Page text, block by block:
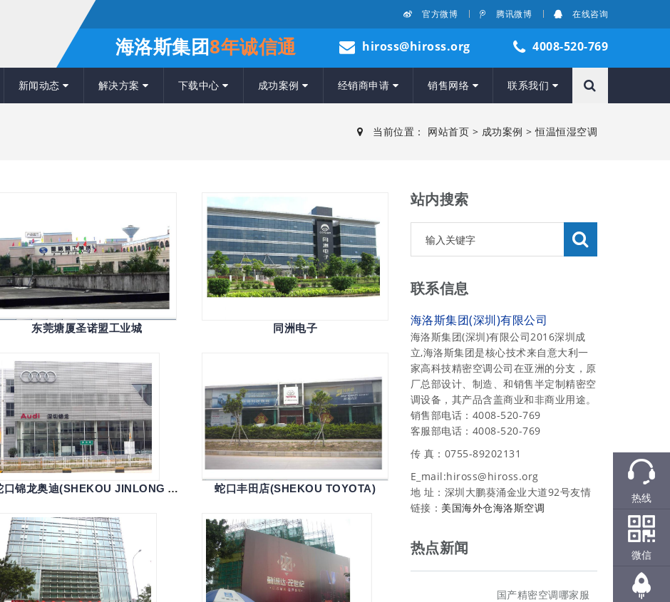
官方微博 腾讯微博 在线咨询
海洛斯集团8年诚信通 hiross@hiross.org 4008-520-769
新闻动态 解决方案 下载中心 成功案例 经销商申请 销售网络 联系我们
当前位置： 网站首页 > 成功案例 >恒温恒湿空调
东莞塘厦圣诺盟工业城 同洲电子
蛇口锦龙奥迪(SHEKOU JINLONG AUDI) 蛇口丰田店(SHEKOU TOYOTA)
站内搜索
联系信息
海洛斯集团(深圳)有限公司
海洛斯集团(深圳)有限公司2016深圳成
立,海洛斯集团是核心技术来自意大利一
家高科技精密空调公司在亚洲的分支，原
厂总部设计、制造、和销售半定制精密空
调设备，其产品含盖商业和非商业用途。
销售部电话：4008-520-769
客服部电话：4008-520-769
传 真：0755-89202131
E_mail:hiross@hiross.org
地 址：深圳大鹏葵涌金业大道92号友情
链接： 美国海外仓海洛斯空调
热点新闻
国产精密空调哪家服
热线
微信